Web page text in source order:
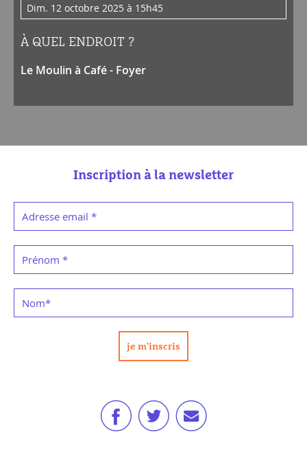
dim. 12 octobre 2025 à 15h45
À QUEL ENDROIT ?
Le Moulin à Café - Foyer
Inscription à la newsletter
Adresse email *
Prénom *
Nom*